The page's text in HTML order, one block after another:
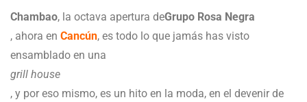
Chambao, la octava apertura deGrupo Rosa Negra
, ahora en Cancún, es todo lo que jamás has visto
ensamblado en una
grill house
, y por eso mismo, es un hito en la moda, en el devenir de